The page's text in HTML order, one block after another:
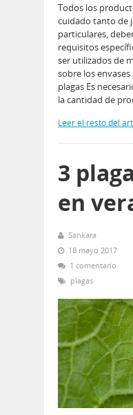
Todos los
cuidado tanto de
particulares,
requisitos
ser utilizados de
sobre los
plagas Es
la cantidad de
Leer el resto del
3
en
Sankara
18 mayo 2017
1 comentario
plagas